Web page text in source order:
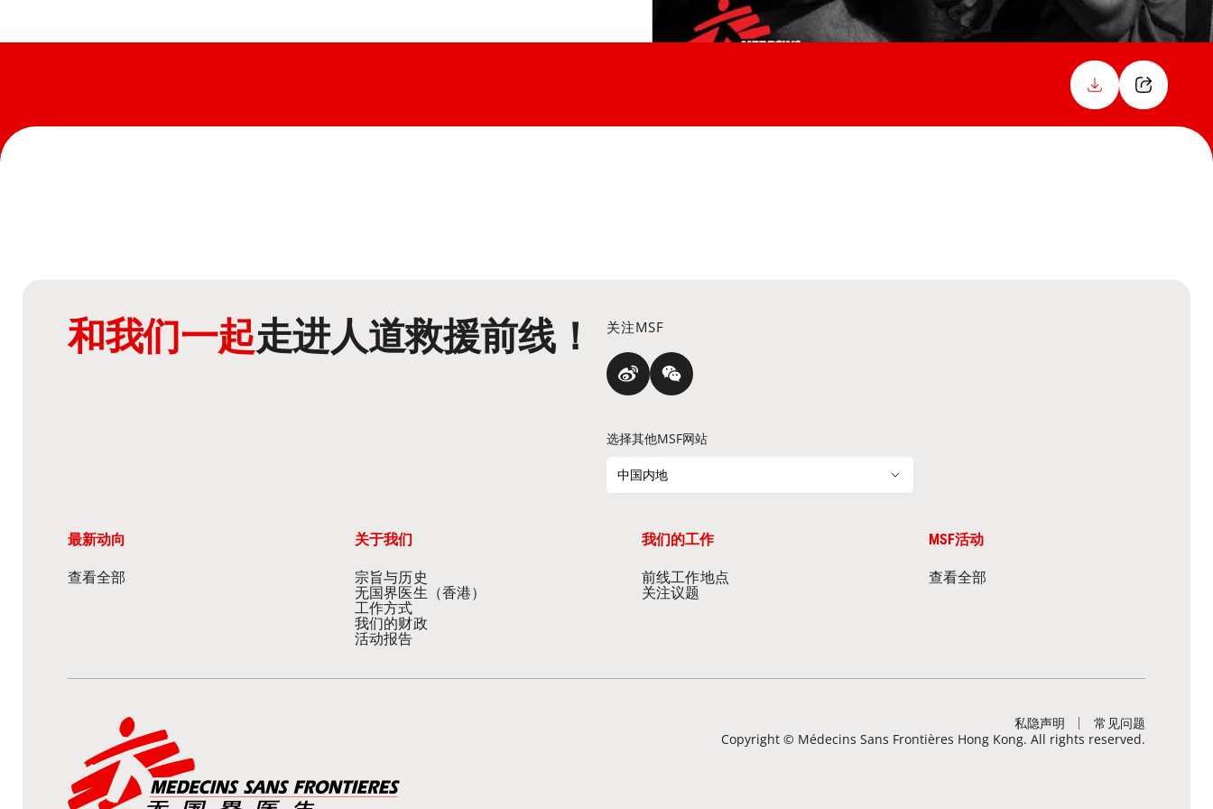
和我们一起走进人道救援前线！ 关注MSF
选择其他MSF网站
中国内地
最新动向
查看全部
关于我们
宗旨与历史
无国界医生（香港）
工作方式
我们的财政
活动报告
我们的工作
前线工作地点
关注议题
MSF活动
查看全部
私隐声明
常见问题
Copyright © Médecins Sans Frontières Hong Kong. All rights reserved.